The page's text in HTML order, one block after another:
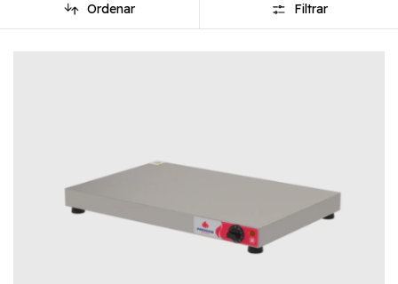
Ordenar Filtrar